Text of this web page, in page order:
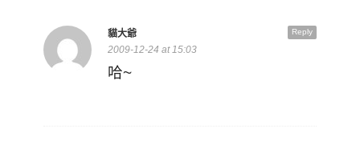
Reply
貓大爺
2009-12-24 at 15:03
哈~